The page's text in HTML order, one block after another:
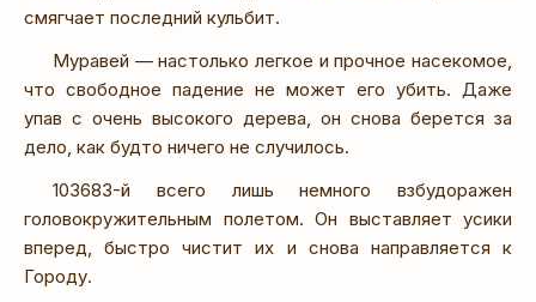
смягчает последний кульбит.
Муравей — настолько легкое и прочное насекомое,
что свободное падение не может его убить. Даже
упав с очень высокого дерева, он снова берется за
дело, как будто ничего не случилось.
103683-й всего лишь немного взбудоражен
головокружительным полетом. Он выставляет усики
вперед, быстро чистит их и снова направляется к
Городу.